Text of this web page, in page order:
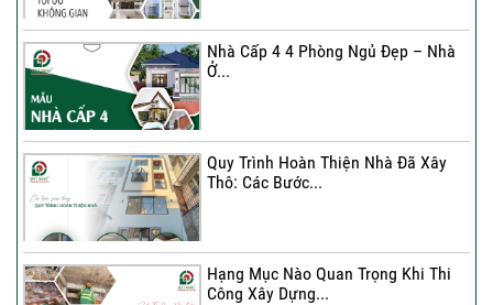
Nhà Cấp 4 4 Phòng Ngủ Đẹp – Nhà
Ở...
Quy Trình Hoàn Thiện Nhà Đã Xây
Thô: Các Bước...
Hạng Mục Nào Quan Trọng Khi Thi
Công Xây Dựng...